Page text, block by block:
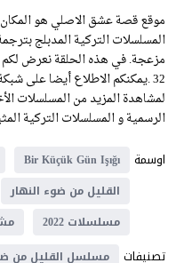
موقع قصة عشق الاصلي هو
المسلسلات التركية المدبلج
مزعجة. في هذه الحلقة نعرض لكم
32 .يمكنكم الاطلاع أيضا على
لمشاهدة المزيد من المسلسلات
الرسمية و المسلسلات التركية
اوسمة
Bir Küçük Gün Işığı
القليل من ضوء النهار
مسلسلات 2022
تصنيفات مسلسل القليل من